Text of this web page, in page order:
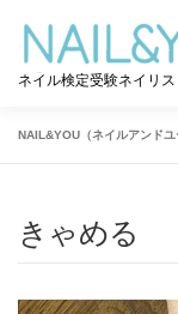
ネイル検定受験ネイリ
ハンドモデルを探
NAIL&YOU（ネイルアンドユ
きゃめる